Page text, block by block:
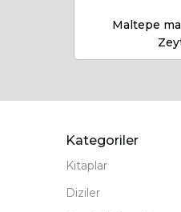
Maltepe
Kategoriler
Kitaplar
Diziler